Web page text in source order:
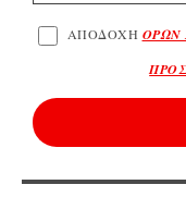
ΑΠΟΔΟΧΗ ΟΡΩΝ